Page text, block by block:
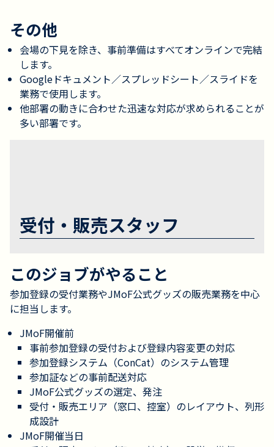
その他
会場の下見を除き、事前準備はすべてオンラインで完結
します。
Googleドキュメント／スプレッドシート／スライドを
業務で使用します。
他部署の動きに合わせた迅速な対応が求められることが
多い部署です。
受付・販売スタッフ
このジョブがやること
参加登録の受付業務やJMoF公式グッズの販売業務を中心
に担当します。
JMoF開催前
事前参加登録の受付および登録内容変更の対応
参加登録システム（ConCat）のシステム管理
参加証などの事前配送対応
JMoF公式グッズの選定、発注
受付・販売エリア（窓口、控室）のレイアウト、列形
成設計
JMoF開催当日